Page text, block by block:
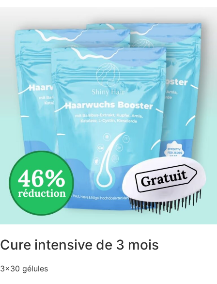
Cure intensive de 3 mois
3×30 gélules